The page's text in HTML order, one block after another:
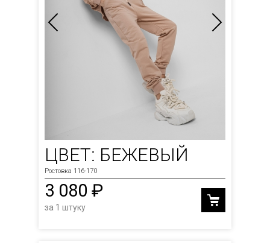
ЦВЕТ: БЕЖЕВЫЙ
Ростовка 116-170
3 080 ₽
за 1 штуку